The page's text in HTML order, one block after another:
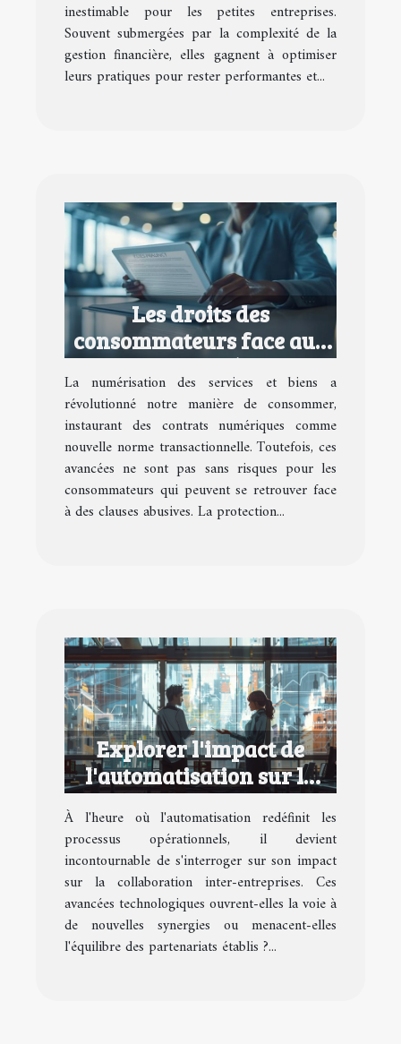
inestimable pour les petites entreprises.
Souvent submergées par la complexité de la
gestion financière, elles gagnent à optimiser
leurs pratiques pour rester performantes et...
Les droits des
consommateurs face aux
contrats numériques
abusifs
La numérisation des services et biens a
révolutionné notre manière de consommer,
instaurant des contrats numériques comme
nouvelle norme transactionnelle. Toutefois, ces
avancées ne sont pas sans risques pour les
consommateurs qui peuvent se retrouver face
à des clauses abusives. La protection...
Explorer l'impact de
l'automatisation sur la
collaboration inter-
entreprises
À l'heure où l'automatisation redéfinit les
processus opérationnels, il devient
incontournable de s'interroger sur son impact
sur la collaboration inter-entreprises. Ces
avancées technologiques ouvrent-elles la voie à
de nouvelles synergies ou menacent-elles
l'équilibre des partenariats établis ?...